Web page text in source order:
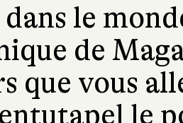
dans le
de
que vous
le